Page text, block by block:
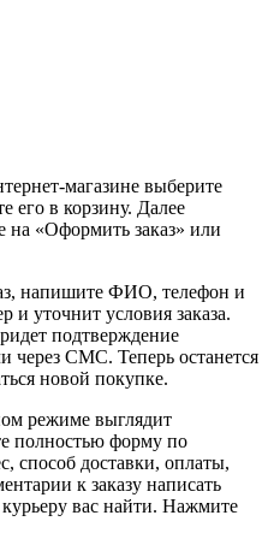
магазине выберите
его в корзину. Далее
на «Оформить заказ» или
напишите ФИО, телефон и
и уточнит условия заказа.
подтверждение
через СМС. Теперь останется
новой покупке.
режиме выглядит
полностью форму по
способ доставки, оплаты,
к заказу написать
вас найти. Нажмите